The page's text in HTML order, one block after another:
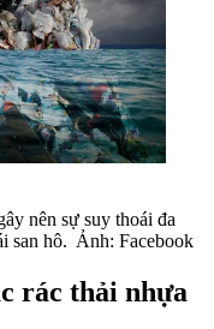
nên sự suy thoái đa
san hô. Ảnh: Facebook
rác thải nhựa